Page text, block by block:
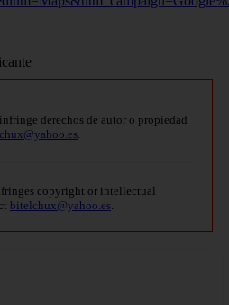
derechos de autor o propiedad
copyright or intellectual
bitelchux@yahoo.es